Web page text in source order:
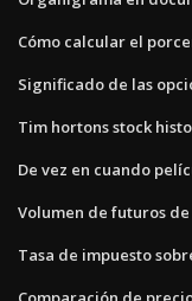
Cómo calcular el
Significado de las
Tim hortons stock
De vez en cuando
Volumen de futuros
Tasa de impuesto